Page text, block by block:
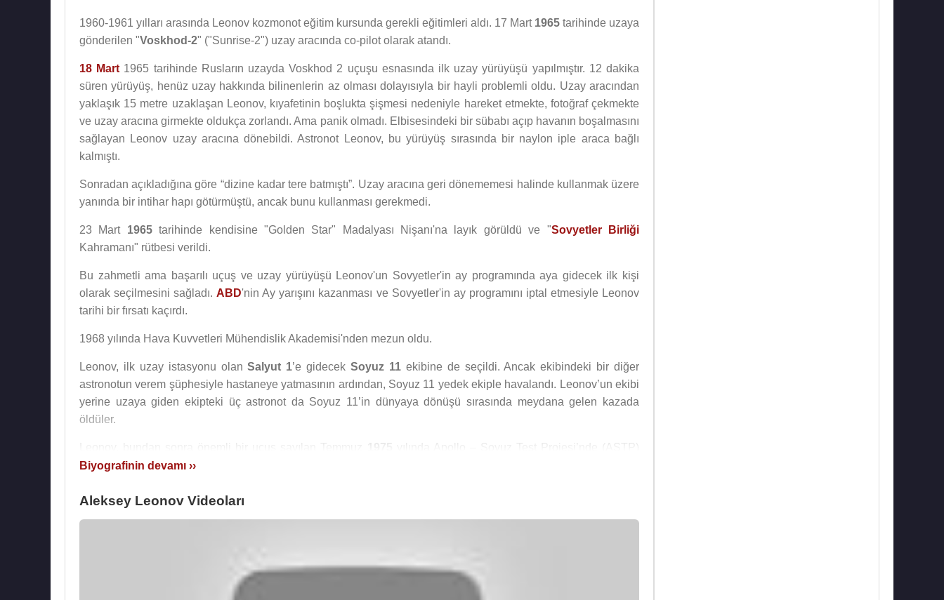
1960-1961 yılları arasında Leonov kozmonot eğitim kursunda gerekli eğitimleri aldı. 17 Mart 1965 tarihinde uzaya
gönderilen "Voskhod-2" ("Sunrise-2") uzay aracında co-pilot olarak atandı.
18 Mart 1965 tarihinde Rusların uzayda Voskhod 2 uçuşu esnasında ilk uzay yürüyüşü yapılmıştır. 12 dakika
süren yürüyüş, henüz uzay hakkında bilinenlerin az olması dolayısıyla bir hayli problemli oldu. Uzay aracından
yaklaşık 15 metre uzaklaşan Leonov, kıyafetinin boşlukta şişmesi nedeniyle hareket etmekte, fotoğraf çekmekte
ve uzay aracına girmekte oldukça zorlandı. Ama panik olmadı. Elbisesindeki bir sübabı açıp havanın boşalmasını
sağlayan Leonov uzay aracına dönebildi. Astronot Leonov, bu yürüyüş sırasında bir naylon iple araca bağlı
kalmıştı.
Sonradan açıkladığına göre “dizine kadar tere batmıştı”. Uzay aracına geri dönememesi halinde kullanmak üzere
yanında bir intihar hapı götürmüştü, ancak bunu kullanması gerekmedi.
23 Mart 1965tarihinde kendisine "Golden Star" Madalyası Nişanı'na layık görüldü ve "Sovyetler Birliği
Kahramanı" rütbesi verildi.
Bu zahmetli ama başarılı uçuş ve uzay yürüyüşü Leonov'un Sovyetler'in ay programında aya gidecek ilk kişi
olarak seçilmesini sağladı.ABD'nin Ay yarışını kazanması ve Sovyetler'in ay programını iptal etmesiyle Leonov
tarihi bir fırsatı kaçırdı.
1968 yılında Hava Kuvvetleri Mühendislik Akademisi'nden mezun oldu.
Leonov, ilk uzay istasyonu olanSalyut 1’e gidecek Soyuz 11ekibine de seçildi. Ancak ekibindeki bir diğer
astronotun verem şüphesiyle hastaneye yatmasının ardından, Soyuz 11 yedek ekiple havalandı. Leonov’un ekibi
yerine uzaya giden ekipteki üç astronot da Soyuz 11’in dünyaya dönüşü sırasında meydana gelen kazada
öldüler.
görev aldı. ASTP, Leonov’un ikinci ve son uzay uçuşu oldu.
1976-1982 arasında “başkozmonot” unvanıyla Sovyet uzayadamlarının komutanı ve
Eğitim Merkezi’nin müdürü oldu. Kozmonot dergisi “Neptün”ün editörlüğünü yaptı. Sovyet yönetimi ve diğer doğu
'da bir bankanın başkan yardımcısı ve danışmanı olarak çalıştı.
Biyografinin devamı ››
Aleksey Leonov Videoları